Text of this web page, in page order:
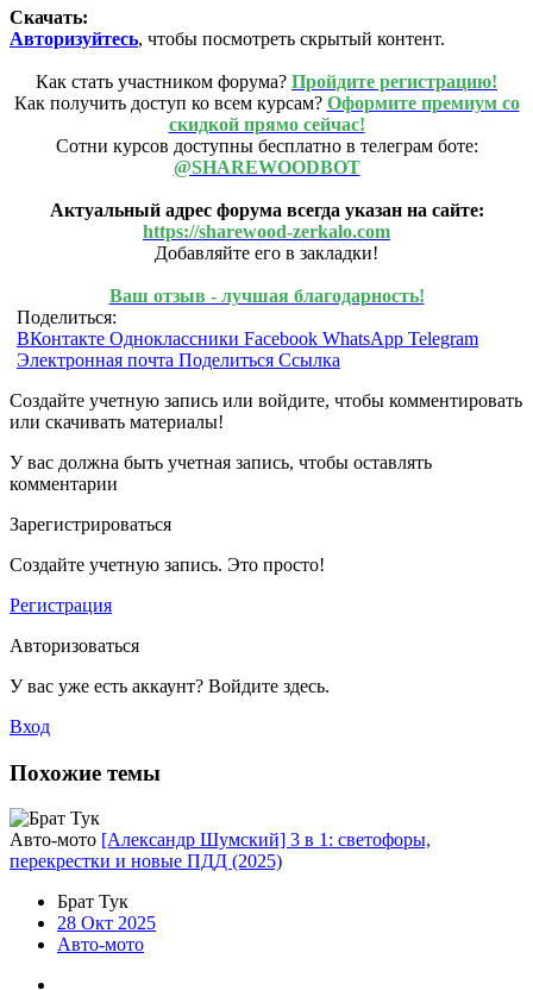
Скачать:
Авторизуйтесь, чтобы посмотреть скрытый контент.
Как стать участником форума? Пройдите регистрацию!
Как получить доступ ко всем курсам? Оформите премиум со
скидкой прямо сейчас!
Сотни курсов доступны бесплатно в телеграм боте:
@SHAREWOODBOT
Актуальный адрес форума всегда указан на сайте:
https://sharewood-zerkalo.com
Добавляйте его в закладки!
Ваш отзыв - лучшая благодарность!
Поделиться:
ВКонтакте Одноклассники Facebook WhatsApp Telegram
Электронная почта Поделиться Ссылка
Создайте учетную запись или войдите, чтобы комментировать
или скачивать материалы!
У вас должна быть учетная запись, чтобы оставлять
комментарии
Зарегистрироваться
Создайте учетную запись. Это просто!
Регистрация
Авторизоваться
У вас уже есть аккаунт? Войдите здесь.
Вход
Похожие темы
Авто-мото [Александр Шумский] 3 в 1: светофоры,
перекрестки и новые ПДД (2025)
Брат Тук
28 Окт 2025
Авто-мото